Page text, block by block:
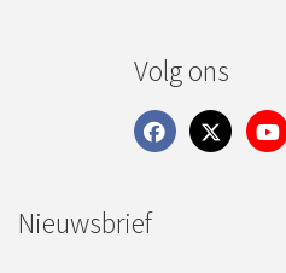
Volg ons
Nieuwsbrief